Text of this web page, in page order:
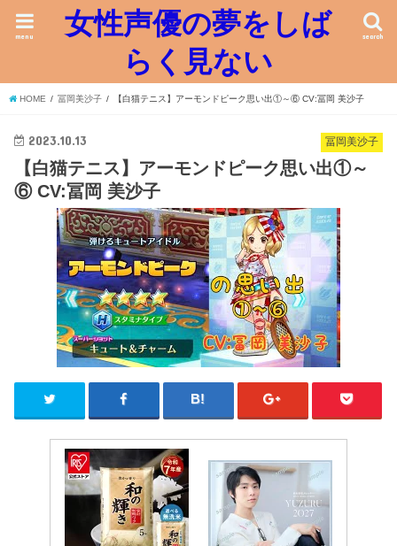
女性声優の夢をしば
らく見ない
search
menu
HOME 冨岡美沙子 【白猫テニス】アーモンドピーク思い出①～⑥ CV:冨岡 美沙子
冨岡美沙子
2023.10.13
【白猫テニス】アーモンドピーク思い出①～
⑥ CV:冨岡 美沙子